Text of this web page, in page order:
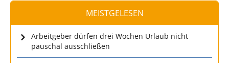
MEISTGELESEN
Arbeitgeber dürfen drei Wochen Urlaub nicht
pauschal ausschließen